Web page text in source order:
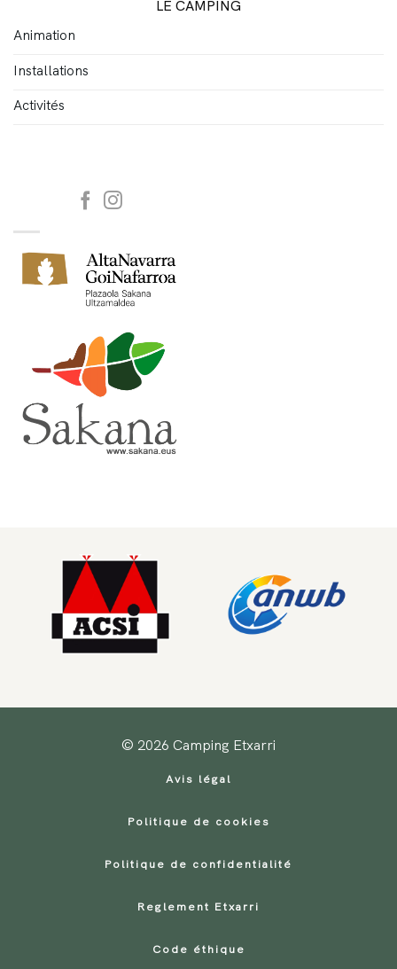
LE CAMPING
Animation
Installations
Activités
© 2026 Camping Etxarri
Avis légal
Politique de cookies
Politique de confidentialité
Reglement Etxarri
Code éthique